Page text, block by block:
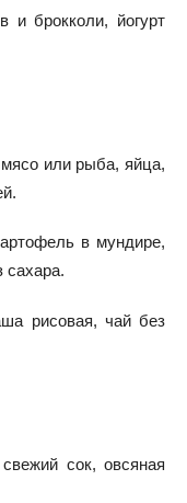
и брокколи, йогурт
или рыба, яйца,
в мундире,
сахара.
рисовая, чай без
сок, овсяная